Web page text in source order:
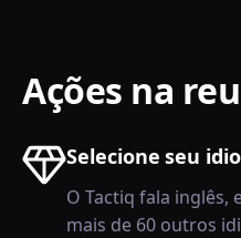
Ações na
Selecione seu
O Tactiq fala inglês,
mais de 60 outros